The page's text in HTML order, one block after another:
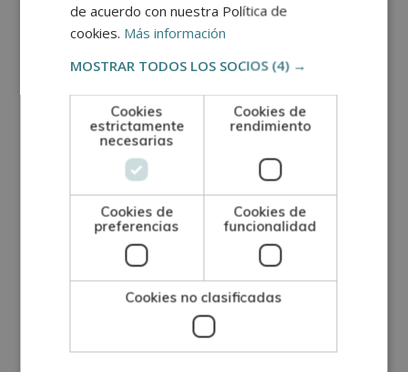
finalizado e información sobre la Escuela de
Postgrado de Arte, Artesanía y Oficios. Además, el
alumno dispondrá de un servicio de clases en
directo.
Certificación
Una vez finalizados los estudios y superadas las
pruebas de evaluación, el alumno recibirá un
diploma que certifica el “
CERTIFICACIÓN EXPERTO
EN FLEXOGRAFÍA
”, de la ESCUELA DE
POSTGRADO DE ARTE, ARTESANÍA Y OFICIOS,
avalada por nuestra condición de socios de la
de acuerdo con nuestra Política de
cookies. Más información
MOSTRAR TODOS LOS SOCIOS (4) →
Cookies
estrictamente
necesarias
Cookies de
rendimiento
Cookies de
preferencias
Cookies de
funcionalidad
Cookies no clasificadas